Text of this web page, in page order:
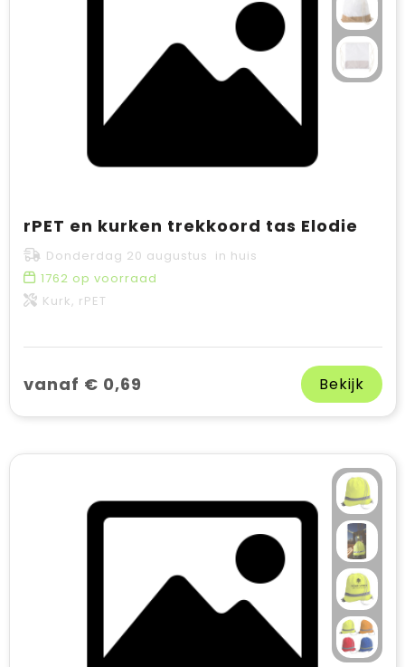
rPET en kurken trekkoord tas Elodie
Donderdag 20 augustus in huis
1762 op voorraad
Kurk, rPET
vanaf € 0,69 Bekijk